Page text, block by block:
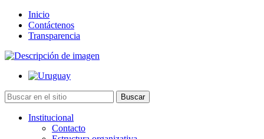
Inicio
Contáctenos
Transparencia
Institucional
Contacto